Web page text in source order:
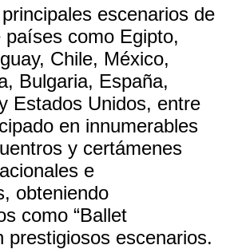
escenarios de
como Egipto,
Chile, México,
Bulgaria, España,
Estados Unidos, entre
en innumerables
y certámenes
e
obteniendo
como “Ballet
prestigiosos escenarios.